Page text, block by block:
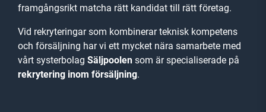
framgångsrikt matcha rätt kandidat till rätt företag.
Vid rekryteringar som kombinerar teknisk kompetens
och försäljning har vi ett mycket nära samarbete med
vårt systerbolag Säljpoolen som är specialiserade på
rekrytering inom försäljning.